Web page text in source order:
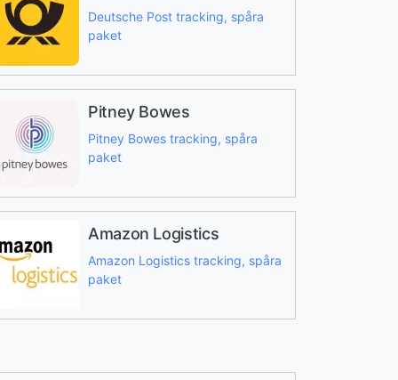
Deutsche Post tracking, spåra
paket
Pitney Bowes
Pitney Bowes tracking, spåra
paket
Amazon Logistics
Amazon Logistics tracking, spåra
paket